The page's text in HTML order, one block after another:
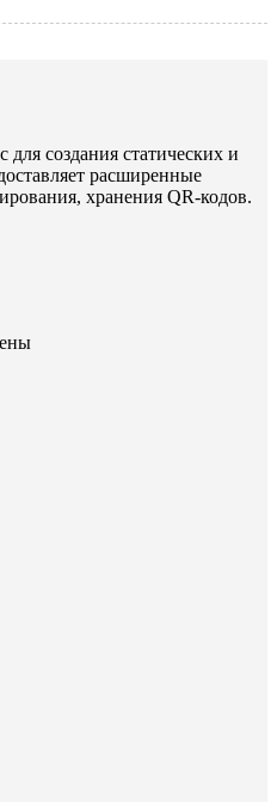
создания статических и
расширенные
хранения QR-кодов.